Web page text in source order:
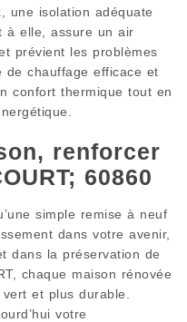
une isolation adéquate
à elle, assure un air
prévient les problèmes
de chauffage efficace et
confort thermique tout en
renforcer
60860
simple remise à neuf
dans votre avenir,
dans la préservation de
chaque maison rénovée
et plus durable.
votre